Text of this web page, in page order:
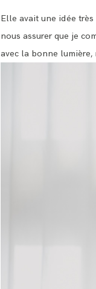
Elle avait une idée
nous assurer que je
avec la bonne